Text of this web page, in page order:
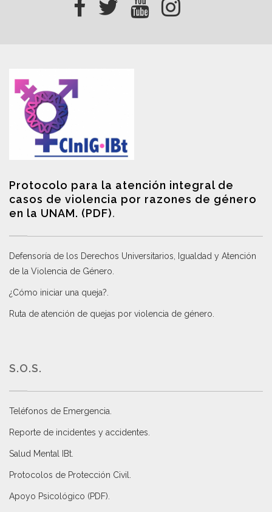
Protocolo para la atención integral de
casos de violencia por razones de género
en la UNAM. (PDF).
Defensoría de los Derechos Universitarios, Igualdad y Atención
de la Violencia de Género
¿Cómo iniciar una queja?
Ruta de atención de quejas por violencia de género
S.O.S.
Teléfonos de Emergencia.
Reporte de incidentes y accidentes
Salud Mental IBt
Protocolos de Protección Civil
Apoyo Psicológico (PDF)